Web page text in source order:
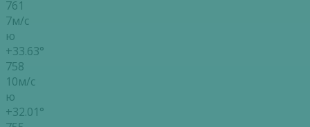
761
7м/с
ю
+33.63°
758
10м/с
ю
+32.01°